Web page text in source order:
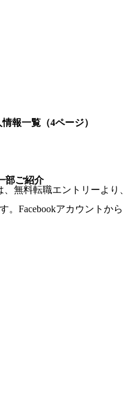
報一覧（4ページ）
部ご紹介
無料転職エントリーより、
。Facebookアカウントから